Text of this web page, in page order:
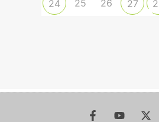
24 25 26 27